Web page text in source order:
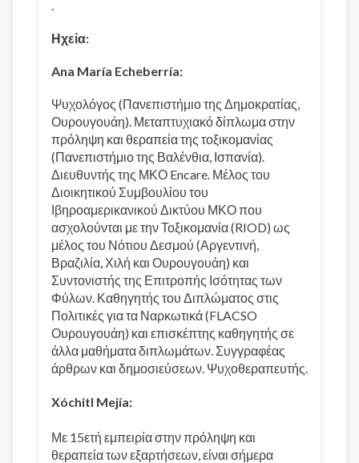
.
Ηχεία:
Ana María Echeberría:
Ψυχολόγος (Πανεπιστήμιο της Δημοκρατίας,
Ουρουγουάη). Μεταπτυχιακό δίπλωμα στην
πρόληψη και θεραπεία της τοξικομανίας
(Πανεπιστήμιο της Βαλένθια, Ισπανία).
Διευθυντής της ΜΚΟ Encare. Μέλος του
Διοικητικού Συμβουλίου του
Ιβηροαμερικανικού Δικτύου ΜΚΟ που
ασχολούνται με την Τοξικομανία (RIOD) ως
μέλος του Νότιου Δεσμού (Αργεντινή,
Βραζιλία, Χιλή και Ουρουγουάη) και
Συντονιστής της Επιτροπής Ισότητας των
Φύλων. Καθηγητής του Διπλώματος στις
Πολιτικές για τα Ναρκωτικά (FLACSO
Ουρουγουάη) και επισκέπτης καθηγητής σε
άλλα μαθήματα διπλωμάτων. Συγγραφέας
άρθρων και δημοσιεύσεων. Ψυχοθεραπευτής.
Xóchitl Mejía:
Με 15ετή εμπειρία στην πρόληψη και
θεραπεία των εξαρτήσεων, είναι σήμερα